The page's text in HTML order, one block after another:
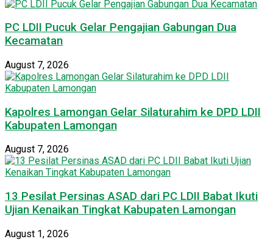
PC LDII Pucuk Gelar Pengajian Gabungan Dua
Kecamatan
August 7, 2026
Kapolres Lamongan Gelar Silaturahim ke DPD LDII
Kabupaten Lamongan
August 7, 2026
13 Pesilat Persinas ASAD dari PC LDII Babat Ikuti
Ujian Kenaikan Tingkat Kabupaten Lamongan
August 1, 2026